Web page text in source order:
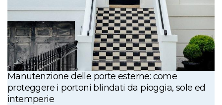
Manutenzione delle porte esterne: come
proteggere i portoni blindati da pioggia, sole ed
intemperie